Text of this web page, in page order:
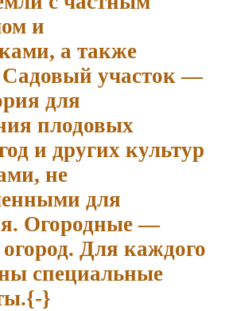
и
а также
Садовый участок —
для
плодовых
и других культур
не
для
Огородные —
огород. Для каждого
специальные
}